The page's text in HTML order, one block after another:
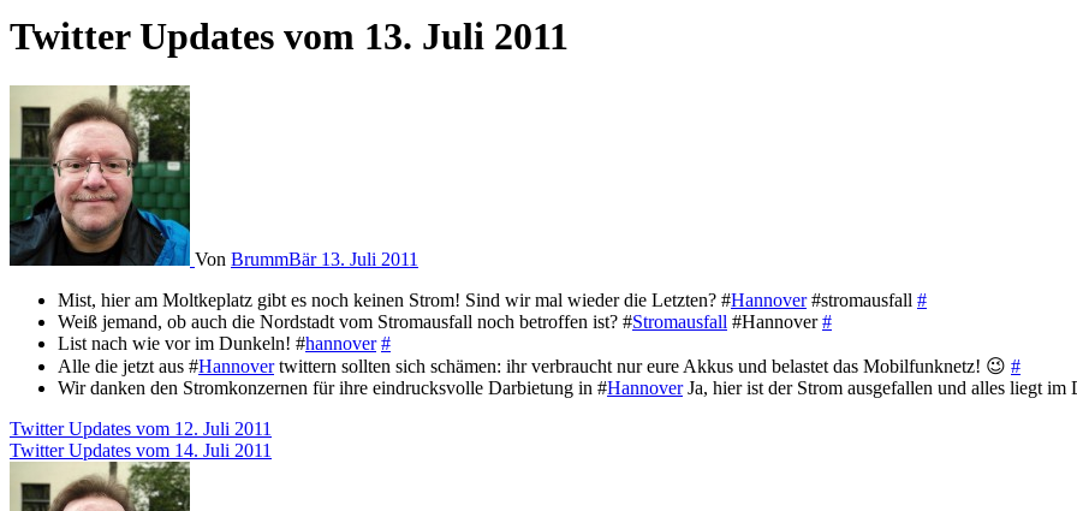
Twitter Updates vom 13. Juli 2011
Von BrummBär 13. Juli 2011
Mist, hier am Moltkeplatz gibt es noch keinen Strom! Sind wir mal wieder die Letzten? #Hannover#stromausfall #
Weiß jemand, ob auch die Nordstadt vom Stromausfall noch betroffen ist? #Stromausfall #Hannover#
List nach wie vor im Dunkeln! #hannover #
Alle die jetzt aus #Hannovertwittern sollten sich schämen: ihr verbraucht nur eure Akkus und belastet das Mobilfunknetz! 😉 #
Wir danken den Stromkonzernen für ihre eindrucksvolle Darbietung in #HannoverJa, hier ist der Strom ausgefallen und alles liegt im
Beitragsnavigation
Twitter Updates vom 12. Juli 2011
Twitter Updates vom 14. Juli 2011